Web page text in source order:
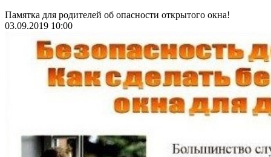
Памятка для родителей об опасности открытого окна!
03.09.2019 10:00